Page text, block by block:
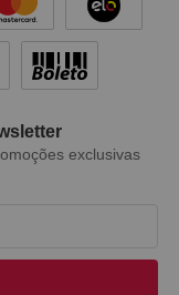
exclusivas